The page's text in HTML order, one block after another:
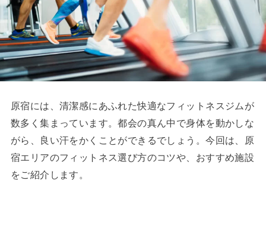
原宿には、清潔感にあふれた快適なフィットネスジムが
数多く集まっています。都会の真ん中で身体を動かしな
がら、良い汗をかくことができるでしょう。今回は、原
宿エリアのフィットネス選び方のコツや、おすすめ施設
をご紹介します。